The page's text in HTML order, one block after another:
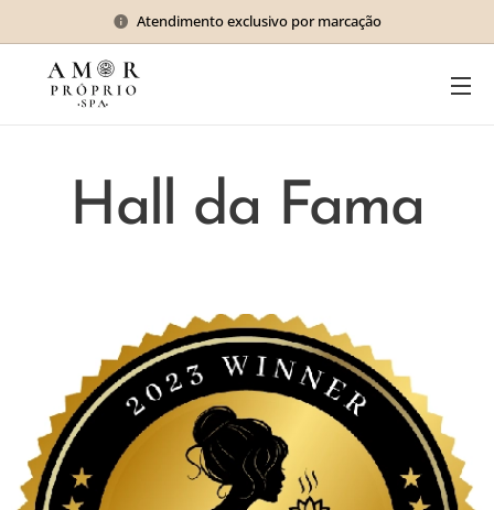
Atendimento exclusivo por marcação
Hall da Fama